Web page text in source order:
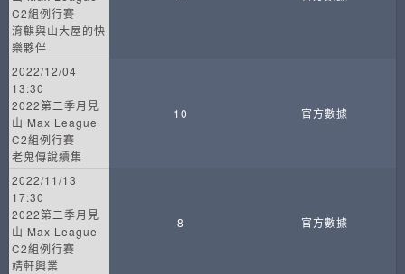
C2組例行賽
淯麒與山大屋的快
樂夥伴
2022/12/04
13:30
2022第二季月見
山 Max League
C2組例行賽
老鬼傳說續集
10 官方數據
2022/11/13
17:30
2022第二季月見
山 Max League
C2組例行賽
靖軒興業
8 官方數據